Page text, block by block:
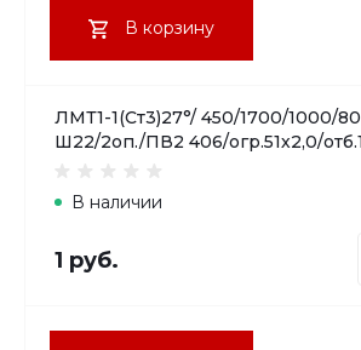
В корзину
ЛМТ1-1(Ст3)27°/ 450/1700/1000/
Ш22/2оп./ПВ2 406/огр.51х2,0/
В наличии
1 руб.